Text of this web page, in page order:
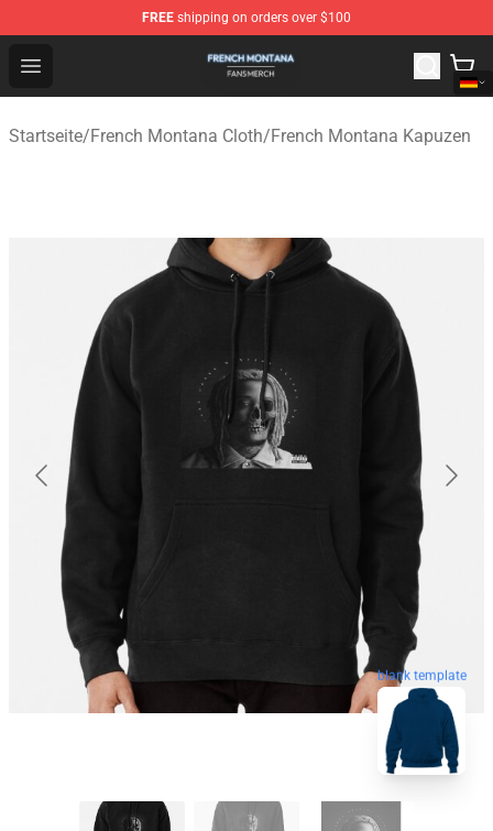
FREE shipping on orders over $100
Open menu
French Montana Shop - Official French Montana
Startseite/French Montana Cloth/French Montana Kapuzen
blank template